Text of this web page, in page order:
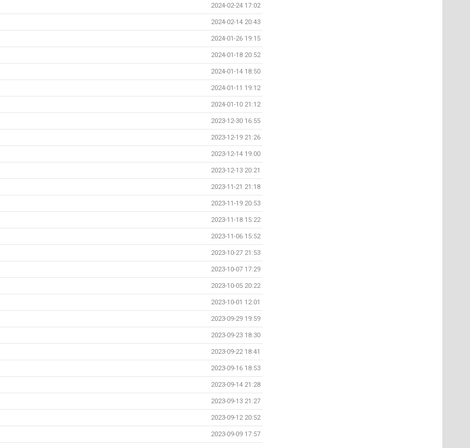
2024-02-24 17:02
2024-02-14 20:43
2024-01-26 19:15
2024-01-18 20:52
2024-01-14 18:50
2024-01-11 19:12
2024-01-10 21:12
2023-12-30 16:55
2023-12-19 21:26
2023-12-14 19:00
2023-12-13 20:21
2023-11-21 21:18
2023-11-19 20:53
2023-11-18 15:22
2023-11-06 15:52
2023-10-27 21:53
2023-10-07 17:29
2023-10-05 20:22
2023-10-01 12:01
2023-09-29 19:59
2023-09-23 18:30
2023-09-22 18:41
2023-09-16 18:53
2023-09-14 21:28
2023-09-13 21:27
2023-09-12 20:52
2023-09-09 17:57